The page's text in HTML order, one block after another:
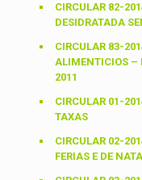
CIRCULAR 82-
DESIDRATADA
CIRCULAR 83-
ALIMENTICIOS –
2011
CIRCULAR 01-
TAXAS
CIRCULAR 02-
FERIAS E DE